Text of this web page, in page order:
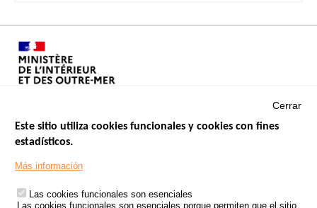
Footer
TRATAMIENTO DE DATOS PERSONALES PROCEDENTES DE
Cerrar
Este sitio utiliza cookies funcionales y cookies con fines
estadísticos.
Más información
Las cookies funcionales son esenciales
Las cookies funcionales son esenciales porque permiten que el sitio